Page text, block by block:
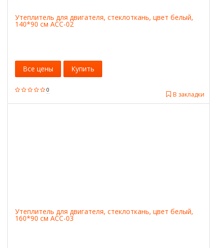
Утеплитель для двигателя, стеклоткань, цвет белый,
140*90 см ACC-02
0
В закладки
Все цены Купить
Утеплитель для двигателя, стеклоткань, цвет белый,
160*90 см ACC-03